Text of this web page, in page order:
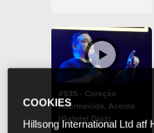
#535 - Coração
Adormecido, Acorda
(Gabriel Diaz)
COOKIES
Hillsong International Ltd atf